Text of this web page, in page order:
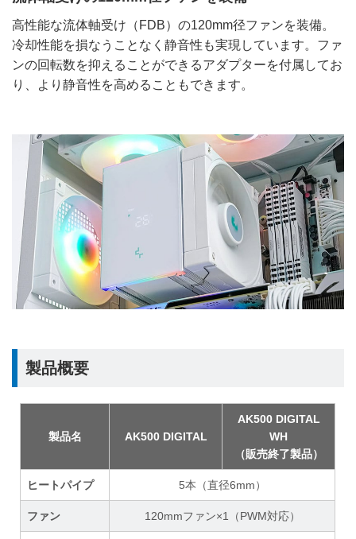
高性能な流体軸受け（FDB）の120mm径ファンを装備。
冷却性能を損なうことなく静音性も実現しています。ファ
ンの回転数を抑えることができるアダプターを付属してお
り、より静音性を高めることもできます。
製品概要
製品名 AK500 DIGITAL
AK500 DIGITAL
WH
（販売終了製品）
ヒートパイプ 5本（直径6mm）
ファン 120mmファン×1（PWM対応）